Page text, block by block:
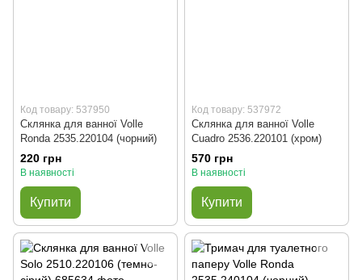
Код товару: 537950
Склянка для ванної Volle
Ronda 2535.220104 (чорний)
220 грн
В наявності
Купити
Код товару: 537972
Склянка для ванної Volle
Cuadro 2536.220101 (хром)
570 грн
В наявності
Купити